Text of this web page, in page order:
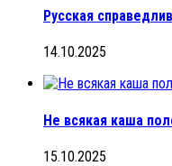
Русская
14.10.2025
Не всякая каша
15.10.2025